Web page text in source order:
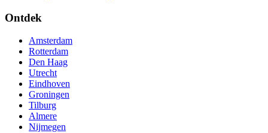
Ontdek
Amsterdam
Rotterdam
Den Haag
Utrecht
Eindhoven
Groningen
Tilburg
Almere
Nijmegen